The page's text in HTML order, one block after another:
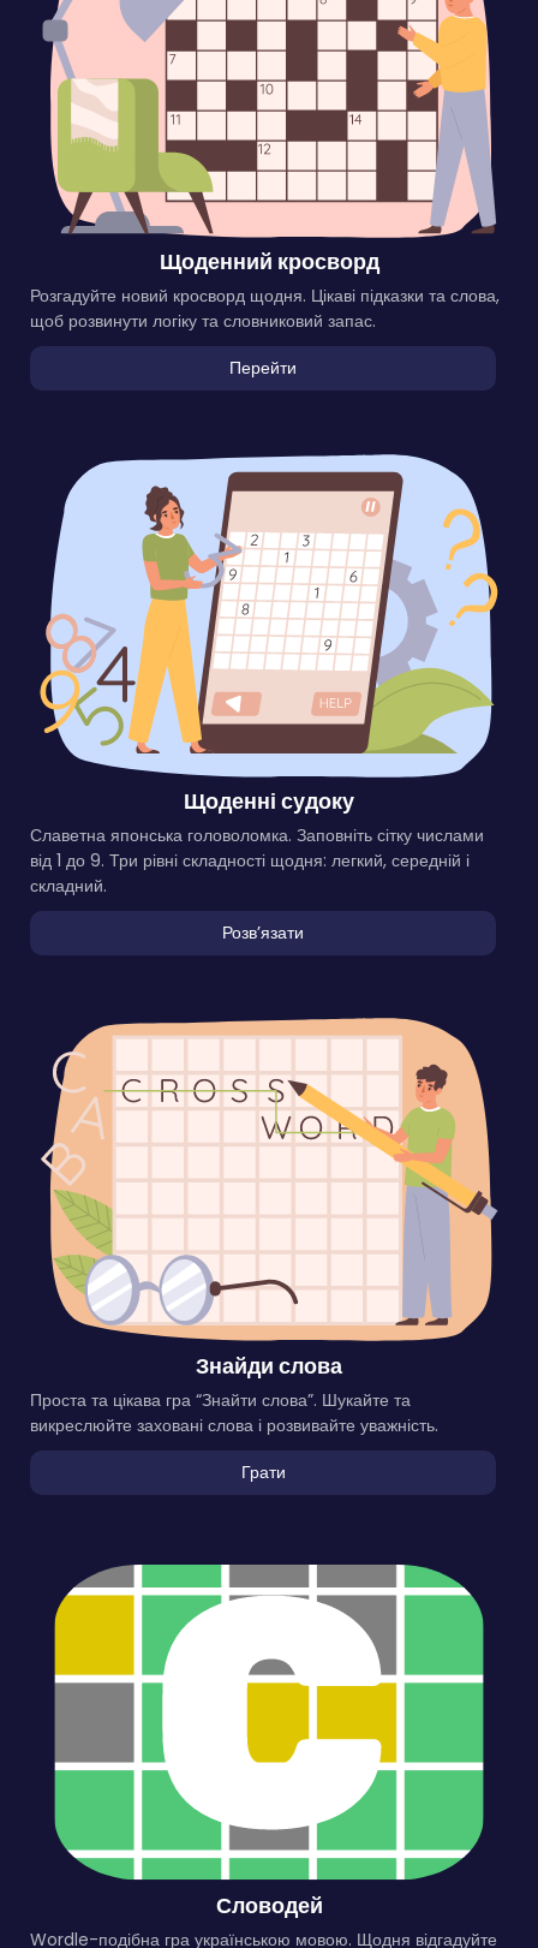
Щоденний кросворд
Розгадуйте новий кросворд щодня. Цікаві підказки та слова,
щоб розвинути логіку та словниковий запас.
Перейти
Щоденні судоку
Славетна японська головоломка. Заповніть сітку числами
від 1 до 9. Три рівні складності щодня: легкий, середній і
складний.
Розвʼязати
Знайди слова
Проста та цікава гра “Знайти слова”. Шукайте та
викреслюйте заховані слова і розвивайте уважність.
Грати
Словодей
Wordle-подібна гра українською мовою. Щодня відгадуйте